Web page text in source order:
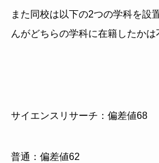
また同校は以下の2つの学科を設
んがどちらの学科に在籍したかは
サイエンスリサーチ：偏差値68
普通：偏差値62